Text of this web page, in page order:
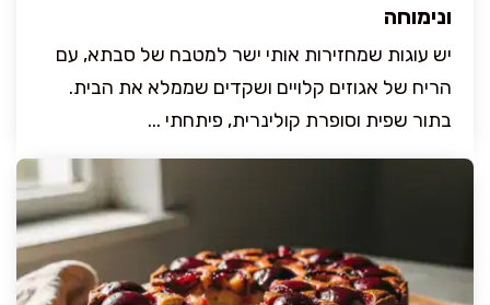
ונימוחה
יש עוגות שמחזירות אותי ישר למטבח של סבתא, עם
הריח של אגוזים קלויים ושקדים שממלא את הבית.
בתור שפית וסופרת קולינרית, פיתחתי ...